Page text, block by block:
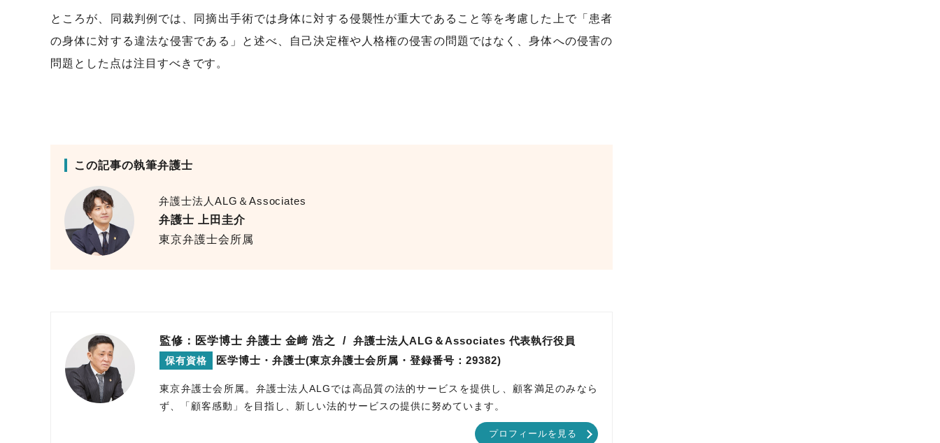
ところが、同裁判例では、同摘出手術では身体に対する侵襲性が重大であること等を考慮した上で「患者
の身体に対する違法な侵害である」と述べ、自己決定権や人格権の侵害の問題ではなく、身体への侵害の
問題とした点は注目すべきです。
この記事の執筆弁護士
弁護士法人ALG＆Associates
弁護士 上田圭介
東京弁護士会所属
監修：医学博士 弁護士 金﨑 浩之 弁護士法人ALG＆Associates 代表執行役員
保有資格 医学博士・弁護士(東京弁護士会所属・登録番号：29382)
東京弁護士会所属。弁護士法人ALGでは高品質の法的サービスを提供し、顧客満足のみなら
ず、「顧客感動」を目指し、新しい法的サービスの提供に努めています。
プロフィールを見る